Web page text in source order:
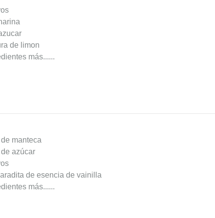
de limon
más......
manteca
azúcar
de esencia de vainilla
más...